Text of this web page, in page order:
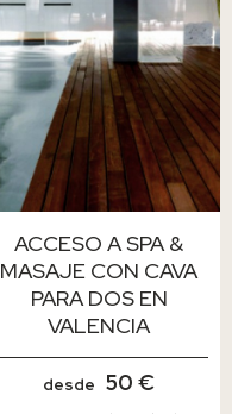
ACCESO A SPA &
MASAJE CON CAVA
PARA DOS EN
VALENCIA
desde 50 €